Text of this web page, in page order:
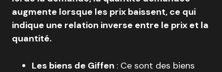
augmente lorsque les prix baissent, ce qui
indique une relation inverse entre le prix et la
quantité.
Les biens de Giffen : Ce sont des biens